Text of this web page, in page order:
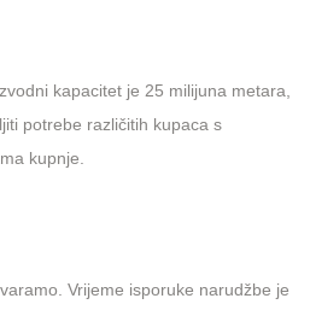
kapacitet je 25 milijuna metara,
potrebe različitih kupaca s
kupnje.
Vrijeme isporuke narudžbe je